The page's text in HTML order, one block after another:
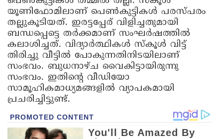
യൂണിഫോമിലാണ് പെണ്‍കുട്ടികള്‍ പരസ്പരം
തല്ലുകൂടിയത്. ഇരട്ടപ്പേര് വിളിച്ചതുമായി
ബന്ധപ്പെട്ടെ തർക്കമാണ് സംഘർഷത്തിൽ
കലാശിച്ചത്. വിദ്യാർത്ഥികൾ സ്കൂൾ വിട്ട്
തിരിച്ചു വീട്ടിൽ പോകുന്നതിനിടയിലാണ്
സംഭവം. ബുധനാഴ്ച വൈകിട്ടായിരുന്നു
സംഭവം. ഇതിന്റെ വീഡിയോ
സാമൂഹികമാധ്യമങ്ങളില്‍ വ്യാപകമായി
പ്രചരിച്ചിട്ടുണ്ട്.